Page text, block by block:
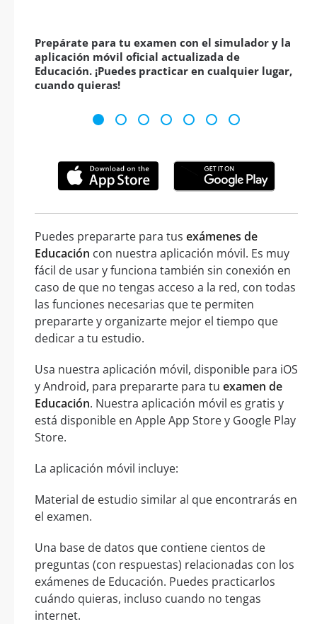
Prepárate para tu examen con el simulador y la
aplicación móvil oficial actualizada de
Educación. ¡Puedes practicar en cualquier lugar,
cuando quieras!
Puedes prepararte para tus exámenes de
Educación con nuestra aplicación móvil. Es muy
fácil de usar y funciona también sin conexión en
caso de que no tengas acceso a la red, con todas
las funciones necesarias que te permiten
prepararte y organizarte mejor el tiempo que
dedicar a tu estudio.
Usa nuestra aplicación móvil, disponible para iOS
y Android, para prepararte para tu examen de
Educación. Nuestra aplicación móvil es gratis y
está disponible en Apple App Store y Google Play
Store.
La aplicación móvil incluye:
Material de estudio similar al que encontrarás en
el examen.
Una base de datos que contiene cientos de
preguntas (con respuestas) relacionadas con los
exámenes de Educación. Puedes practicarlos
cuándo quieras, incluso cuando no tengas
internet.